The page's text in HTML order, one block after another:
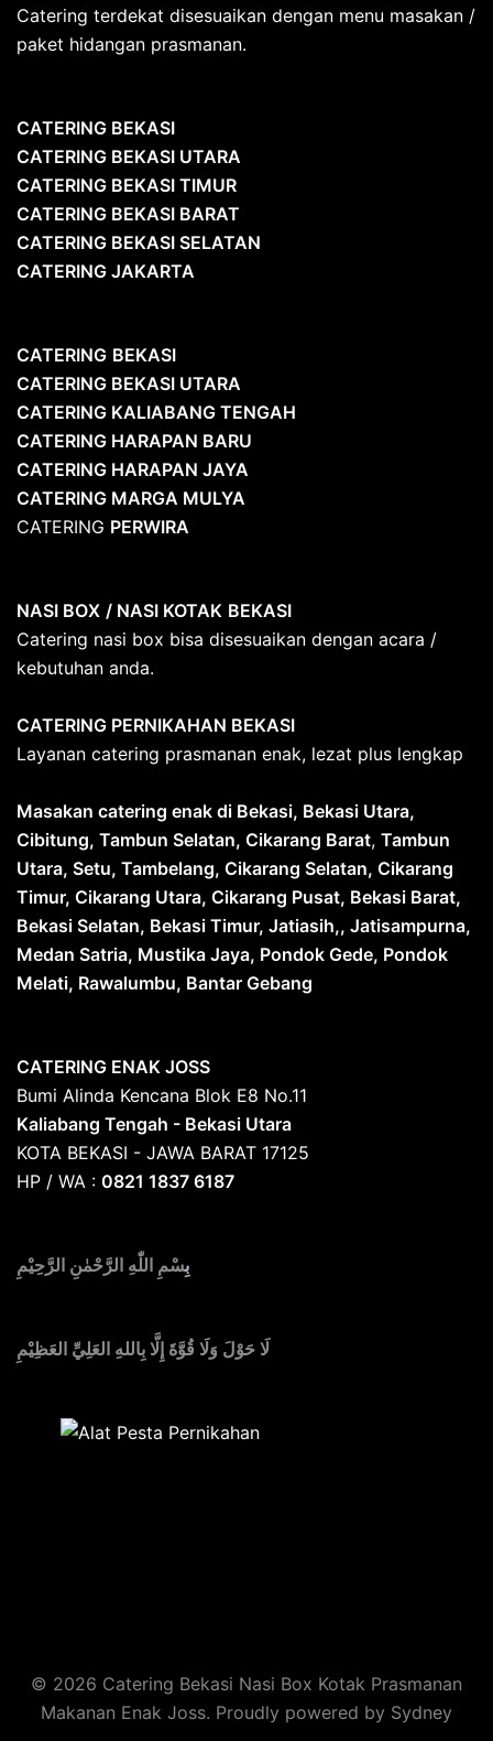
Catering terdekat disesuaikan dengan menu masakan /
paket hidangan prasmanan.
CATERING BEKASI
CATERING BEKASI UTARA
CATERING BEKASI TIMUR
CATERING BEKASI BARAT
CATERING BEKASI SELATAN
CATERING JAKARTA
CATERING BEKASI
CATERING BEKASI UTARA
CATERING KALIABANG TENGAH
CATERING HARAPAN BARU
CATERING HARAPAN JAYA
CATERING MARGA MULYA
CATERING PERWIRA
NASI BOX / NASI KOTAK BEKASI
Catering nasi box bisa disesuaikan dengan acara /
kebutuhan anda.
CATERING PERNIKAHAN BEKASI
Layanan catering prasmanan enak, lezat plus lengkap
Masakan catering enak di Bekasi, Bekasi Utara,
Cibitung, Tambun Selatan, Cikarang Barat, Tambun
Utara, Setu, Tambelang, Cikarang Selatan, Cikarang
Timur, Cikarang Utara, Cikarang Pusat, Bekasi Barat,
Bekasi Selatan, Bekasi Timur, Jatiasih,, Jatisampurna,
Medan Satria, Mustika Jaya, Pondok Gede, Pondok
Melati, Rawalumbu, Bantar Gebang
CATERING ENAK JOSS
Bumi Alinda Kencana Blok E8 No.11
Kaliabang Tengah - Bekasi Utara
KOTA BEKASI - JAWA BARAT 17125
HP / WA : 0821 1837 6187
بِسْمِ اللّٰهِ الرَّحْمٰنِ الرَّحِيْمِ
لَا حَوْلَ وَلَا قُوَّةَ إِلَّا بِاللهِ العَلِيِّ العَظِيْمِ
© 2026 Catering Bekasi Nasi Box Kotak Prasmanan
Makanan Enak Joss. Proudly powered by Sydney